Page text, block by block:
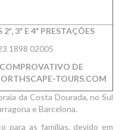
3ª E 4ª PRESTAÇÕES
1898 02005
DE
TOURS.COM
da Costa Dourada, no Sul
e Barcelona.
para as famílias, devido em